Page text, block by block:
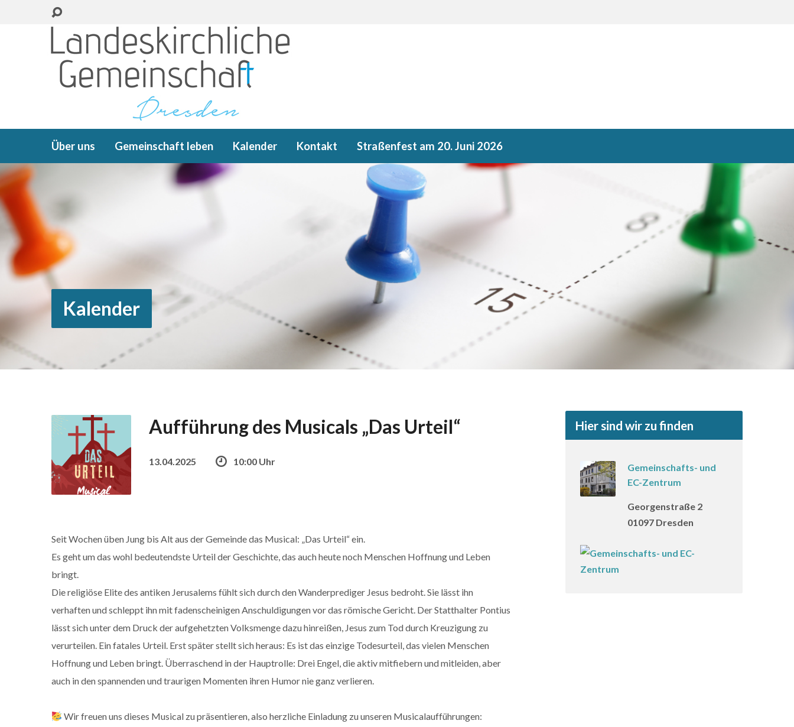
Über uns Gemeinschaft leben Kalender Kontakt Straßenfest am 20. Juni 2026
Kalender
Aufführung des Musicals „Das Urteil“
13.04.2025 10:00 Uhr
Seit Wochen üben Jung bis Alt aus der Gemeinde das Musical: „Das Urteil“ ein.
Es geht um das wohl bedeutendste Urteil der Geschichte, das auch heute noch Menschen Hoffnung und Leben
bringt.
Die religiöse Elite des antiken Jerusalems fühlt sich durch den Wanderprediger Jesus bedroht. Sie lässt ihn
verhaften und schleppt ihn mit fadenscheinigen Anschuldigungen vor das römische Gericht. Der Statthalter Pontius
lässt sich unter dem Druck der aufgehetzten Volksmenge dazu hinreißen, Jesus zum Tod durch Kreuzigung zu
verurteilen. Ein fatales Urteil. Erst später stellt sich heraus: Es ist das einzige Todesurteil, das vielen Menschen
Hoffnung und Leben bringt. Überraschend in der Hauptrolle: Drei Engel, die aktiv mitfiebern und mitleiden, aber
auch in den spannenden und traurigen Momenten ihren Humor nie ganz verlieren.
Wir freuen uns dieses Musical zu präsentieren, also herzliche Einladung zu unseren Musicalaufführungen:
Hier sind wir zu finden
Gemeinschafts- und
EC-Zentrum
Georgenstraße 2
01097 Dresden